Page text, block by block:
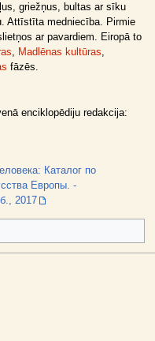
griežņus, bultas ar sīku
Attīstīta medniecība. Pirmie
ar pavardiem. Eiropā to
Madlēnas kultūras
fāzēs.
enciklopēdiju redakcija:
Каталог по
Европы. -
2017